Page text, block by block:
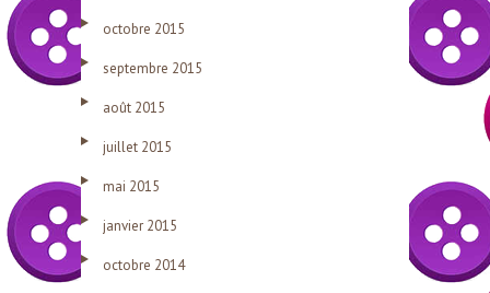
octobre 2015
septembre 2015
août 2015
juillet 2015
mai 2015
janvier 2015
octobre 2014